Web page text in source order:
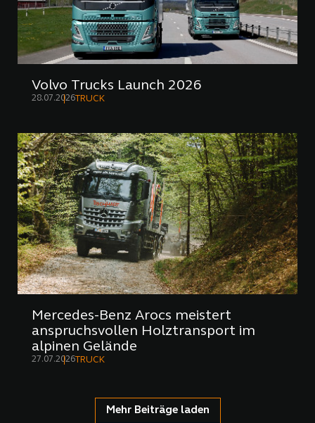
Volvo Trucks Launch 2026
28.07.2026TRUCK
Mercedes-Benz Arocs meistert
anspruchsvollen Holztransport im
alpinen Gelände
27.07.2026TRUCK
Mehr Beiträge laden